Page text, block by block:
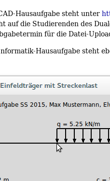
Hausaufgabe steht unter
auf die Studierenden des
für die Datei-
Hausaufgabe steht